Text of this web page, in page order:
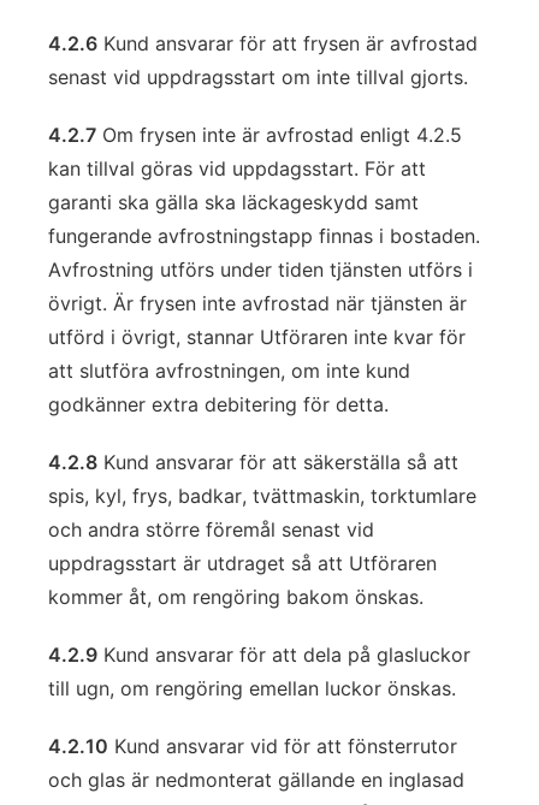
4.2.6 Kund ansvarar för att frysen är avfrostad
senast vid uppdragsstart om inte tillval gjorts.
4.2.7 Om frysen inte är avfrostad enligt 4.2.5
kan tillval göras vid uppdagsstart. För att
garanti ska gälla ska läckageskydd samt
fungerande avfrostningstapp finnas i bostaden.
Avfrostning utförs under tiden tjänsten utförs i
övrigt. Är frysen inte avfrostad när tjänsten är
utförd i övrigt, stannar Utföraren inte kvar för
att slutföra avfrostningen, om inte kund
godkänner extra debitering för detta.
4.2.8 Kund ansvarar för att säkerställa så att
spis, kyl, frys, badkar, tvättmaskin, torktumlare
och andra större föremål senast vid
uppdragsstart är utdraget så att Utföraren
kommer åt, om rengöring bakom önskas.
4.2.9 Kund ansvarar för att dela på glasluckor
till ugn, om rengöring emellan luckor önskas.
4.2.10 Kund ansvarar vid för att fönsterrutor
och glas är nedmonterat gällande en inglasad